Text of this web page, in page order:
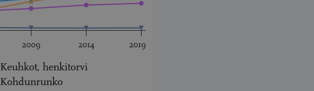
Keuhkot, henkitorvi
Kohdunrunko
2009 2014 2019